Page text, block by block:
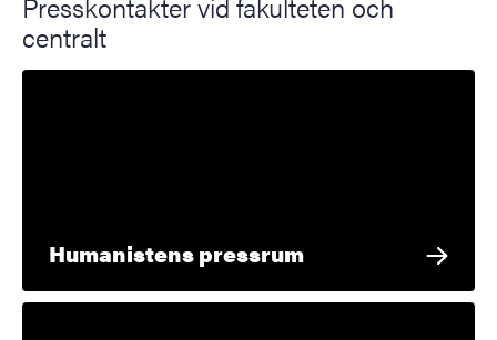
centralt
Humanistens pressrum